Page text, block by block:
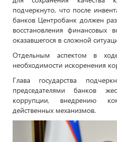
подчеркнуто, что после
банков Центробанк должен
восстановления финансовых
оказавшегося в сложной
Отдельным аспектом в
необходимости искоренения
Глава государства
председателями банков
коррупции, внедрению
действенных механизмов.